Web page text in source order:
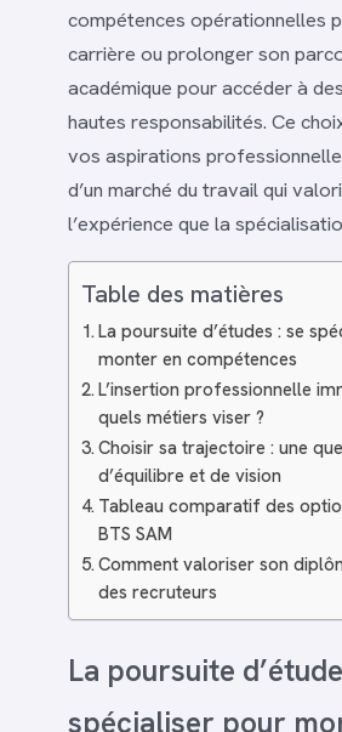
compétences opérationnelles
carrière ou prolonger son
académique pour accéder à
hautes responsabilités. Ce
vos aspirations
d’un marché du travail qui
l’expérience que la
Table des matières
La poursuite d’études : se
monter en compétences
L’insertion professionnelle
quels métiers viser ?
Choisir sa trajectoire : une
d’équilibre et de vision
Tableau comparatif des
BTS SAM
Comment valoriser son
des recruteurs
La poursuite
spécialiser pour